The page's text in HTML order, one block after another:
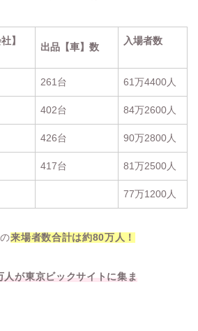
】
出品【車】数
入場者数
261台 61万4400人
402台 84万2600人
426台 90万2800人
417台 81万2500人
77万1200人
来場者数合計は約80万人！
人が東京ビックサイトに集ま